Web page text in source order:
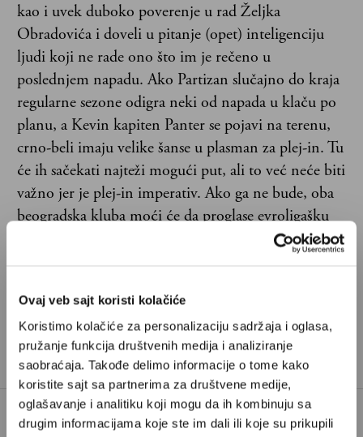
Ovaj veb sajt koristi kolačiće
Koristimo kolačiće za personalizaciju sadržaja i oglasa,
pružanje funkcija društvenih medija i analiziranje
saobraćaja. Takođe delimo informacije o tome kako
koristite sajt sa partnerima za društvene medije,
oglašavanje i analitiku koji mogu da ih kombinuju sa
drugim informacijama koje ste im dali ili koje su prikupili
kao i uvek duboko poverenje u rad Željka
Obradovića i doveli u pitanje (opet) inteligenciju
ljudi koji ne rade ono što im je rečeno u
poslednjem napadu. Ako Partizan slučajno do kraja
regularne sezone odigra neki od napada u klaču po
planu, a Kevin kapiten Panter se pojavi na terenu,
crno-beli imaju velike šanse u plasman za plej-in. Tu
će ih sačekati najteži mogući put, ali to već neće biti
važno jer je plej-in imperativ. Ako ga ne bude, oba
beogradska kluba moći će da proglase evroligašku